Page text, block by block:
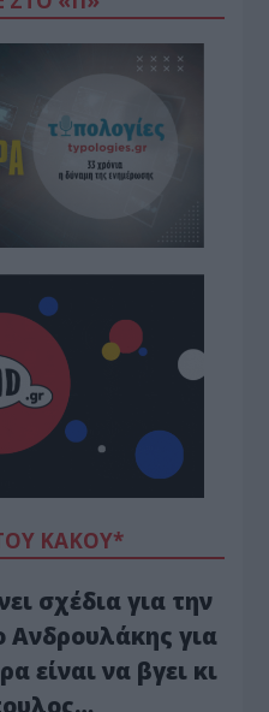
ΚΑΚΟΎ*
σχέδια για την
Ανδρουλάκης για
είναι να βγει κι